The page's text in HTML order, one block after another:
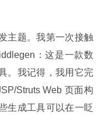
主题。我第一次接触
：这是一款数
。我记得，我用它完
Struts Web 页面构
生成工具可以在一眨